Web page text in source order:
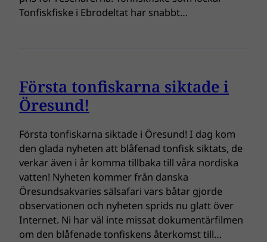
Tonfiskfiske i Ebrodeltat har snabbt…
Första tonfiskarna siktade i
Öresund!
Första tonfiskarna siktade i Öresund! I dag kom
den glada nyheten att blåfenad tonfisk siktats, de
verkar även i år komma tillbaka till våra nordiska
vatten! Nyheten kommer från danska
Öresundsakvaries sälsafari vars båtar gjorde
observationen och nyheten sprids nu glatt över
Internet. Ni har väl inte missat dokumentärfilmen
om den blåfenade tonfiskens återkomst till…